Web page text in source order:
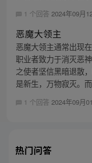
1 个回答 2024年09月
恶魔大领主
恶魔大领主通常出现
职业者致力于消灭恶
之使者坚信黑暗退散
是新生，万物寂灭。
1 个回答 2024年09月
热门问答